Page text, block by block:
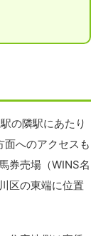
の隣駅にあたり
面へのアクセスも
券売場（WINS名
区の東端に位置